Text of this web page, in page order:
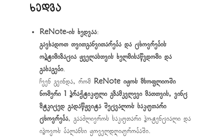
ხედვა
ReNote-ის ხედვაა:
გავხადოთ თვითგანვითარება და ცხოვრების
ოპტიმიზაცია ყველასთვის ხელმისაწვდომი და
გასაგები.
ჩვენ გვინდა, რომ ReNote იყოს მსოფლიოში
ნომერი 1 პრაქტიკული გზამკვლევი მათთვის, ვინც
მტკიცედ გადაწყვიტა შეცვალოს საკუთარი
ცხოვრება, გააძლიეროს საკუთარი პოტენციალი და
იპოვოს ბალანსი ყოველდღიურობაში.